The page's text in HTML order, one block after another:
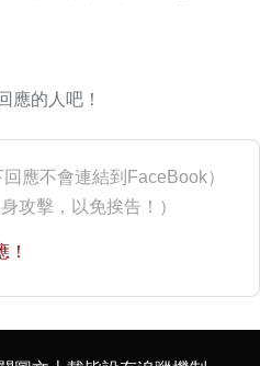
應的人吧！
回應不會連結到FaceBook）
攻擊，以免挨告！）
！